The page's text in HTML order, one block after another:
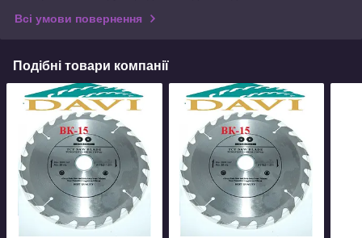
Всі умови повернення
Подібні товари компанії